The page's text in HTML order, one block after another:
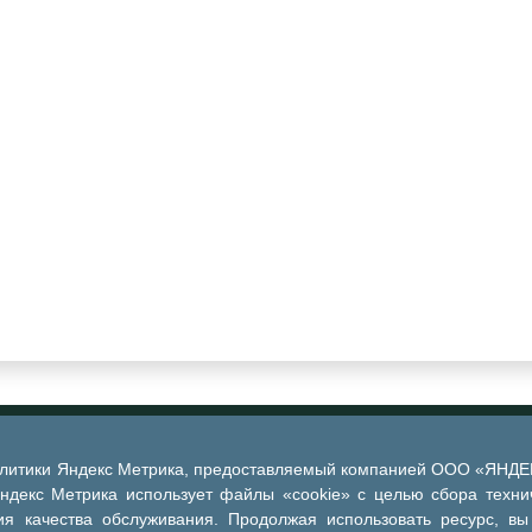
Яндекс Метрика, предоставляемый компанией ООО
Метрика использует файлы «cookie» с целью сбора
качества обслуживания. Продолжая использовать ресурс,